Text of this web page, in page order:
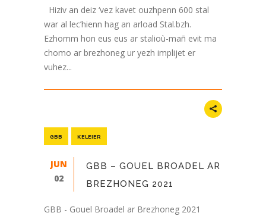
Hiziv an deiz ‘vez kavet ouzhpenn 600 stal
war al lec’hienn hag an arload Stal.bzh.
Ezhomm hon eus eus ar stalioù-mañ evit ma
chomo ar brezhoneg ur yezh implijet er
vuhez...
GBB KELEIER
JUN
02
GBB – GOUEL BROADEL AR
BREZHONEG 2021
GBB - Gouel Broadel ar Brezhoneg 2021